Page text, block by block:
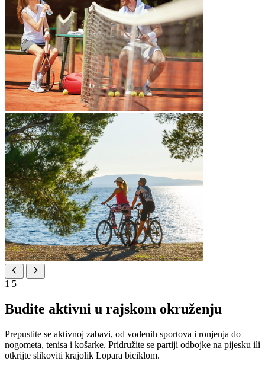
1 5
Budite aktivni u rajskom okruženju
Prepustite se aktivnoj zabavi, od vodenih sportova i ronjenja do
nogometa, tenisa i košarke. Pridružite se partiji odbojke na pijesku ili
otkrijte slikoviti krajolik Lopara biciklom.